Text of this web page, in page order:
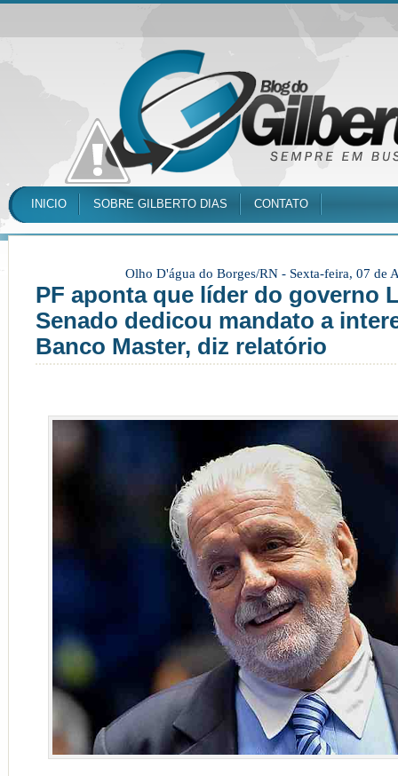
INICIO SOBRE GILBERTO DIAS CONTATO
Olho D'água do Borges/RN - Sexta-feira, 07 de
PF aponta que líder do governo
Senado dedicou mandato a
Banco Master, diz relatório